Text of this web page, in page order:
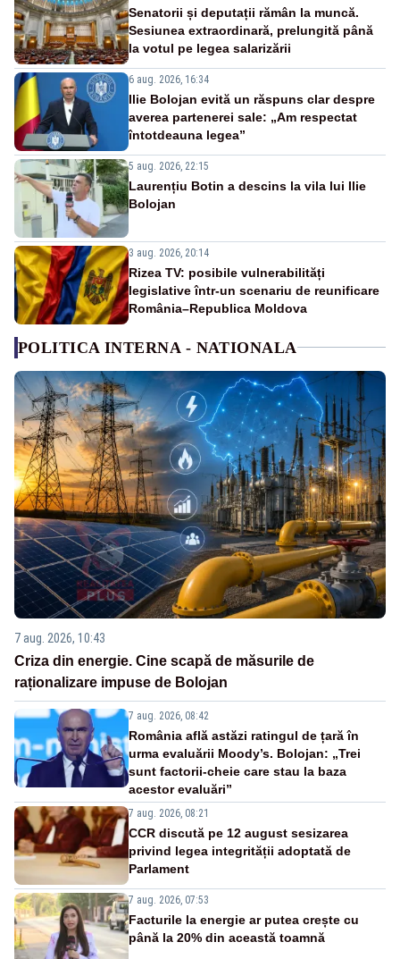
Senatorii și deputații rămân la muncă.
Sesiunea extraordinară, prelungită până
la votul pe legea salarizării
6 aug. 2026, 16:34
Ilie Bolojan evită un răspuns clar despre
averea partenerei sale: „Am respectat
întotdeauna legea”
5 aug. 2026, 22:15
Laurențiu Botin a descins la vila lui Ilie
Bolojan
3 aug. 2026, 20:14
Rizea TV: posibile vulnerabilități
legislative într-un scenariu de reunificare
România–Republica Moldova
POLITICA INTERNA - NATIONALA
7 aug. 2026, 10:43
Criza din energie. Cine scapă de măsurile de
raționalizare impuse de Bolojan
7 aug. 2026, 08:42
România află astăzi ratingul de țară în
urma evaluării Moody’s. Bolojan: „Trei
sunt factorii-cheie care stau la baza
acestor evaluări”
7 aug. 2026, 08:21
CCR discută pe 12 august sesizarea
privind legea integrității adoptată de
Parlament
7 aug. 2026, 07:53
Facturile la energie ar putea crește cu
până la 20% din această toamnă